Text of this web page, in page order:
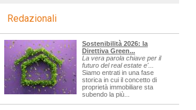
Redazionali
Sostenibilità 2026: la
Direttiva Green...
La vera parola chiave per il
futuro del real estate e'...
Siamo entrati in una fase
storica in cui il concetto di
proprietà immobiliare sta
subendo la più...